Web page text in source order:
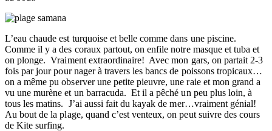
L’eau chaude est turquoise et belle comme dans une piscine.
Comme il y a des coraux partout, on enfile notre masque et tuba et
on plonge. Vraiment extraordinaire! Avec mon gars, on partait 2-3
fois par jour pour nager à travers les bancs de poissons tropicaux…
on a même pu observer une petite pieuvre, une raie et mon grand a
vu une murène et un barracuda. Et il a pêché un peu plus loin, à
tous les matins. J’ai aussi fait du kayak de mer…vraiment génial!
Au bout de la plage, quand c’est venteux, on peut suivre des cours
de Kite surfing.